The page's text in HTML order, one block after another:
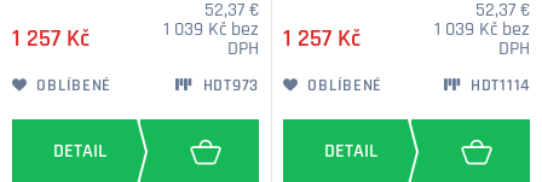
1 257 Kč
52,37 €
1 039 Kč bez
DPH
OBLÍBENÉ HDT973
1 257 Kč
52,37 €
1 039 Kč bez
DPH
OBLÍBENÉ HDT1114